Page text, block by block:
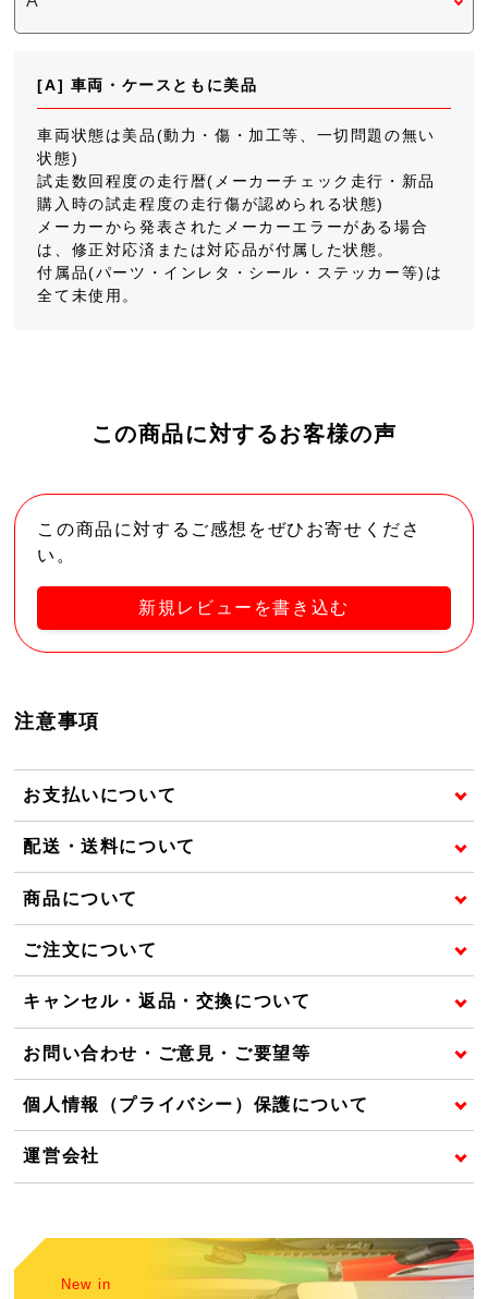
[A] 車両・ケースともに美品
車両状態は美品(動力・傷・加工等、一切問題の無い
状態)
試走数回程度の走行暦(メーカーチェック走行・新品
購入時の試走程度の走行傷が認められる状態)
メーカーから発表されたメーカーエラーがある場合
は、修正対応済または対応品が付属した状態。
付属品(パーツ・インレタ・シール・ステッカー等)は
全て未使用。
この商品に対するお客様の声
この商品に対するご感想をぜひお寄せくださ
い。
新規レビューを書き込む
注意事項
お支払いについて
配送・送料について
商品について
ご注文について
キャンセル・返品・交換について
お問い合わせ・ご意見・ご要望等
個人情報（プライバシー）保護について
運営会社
New in